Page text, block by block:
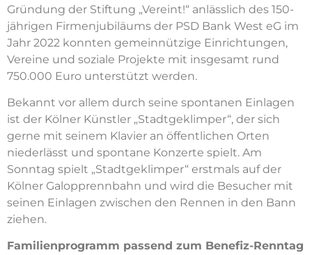
Gründung der Stiftung „Vereint!“ anlässlich des 150-
jährigen Firmenjubiläums der PSD Bank West eG im
Jahr 2022 konnten gemeinnützige Einrichtungen,
Vereine und soziale Projekte mit insgesamt rund
750.000 Euro unterstützt werden.
Bekannt vor allem durch seine spontanen Einlagen
ist der Kölner Künstler „Stadtgeklimper“, der sich
gerne mit seinem Klavier an öffentlichen Orten
niederlässt und spontane Konzerte spielt. Am
Sonntag spielt „Stadtgeklimper“ erstmals auf der
Kölner Galopprennbahn und wird die Besucher mit
seinen Einlagen zwischen den Rennen in den Bann
ziehen.
Familienprogramm passend zum Benefiz-Renntag